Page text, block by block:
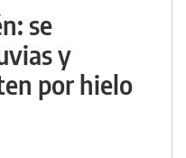
se
y
por hielo